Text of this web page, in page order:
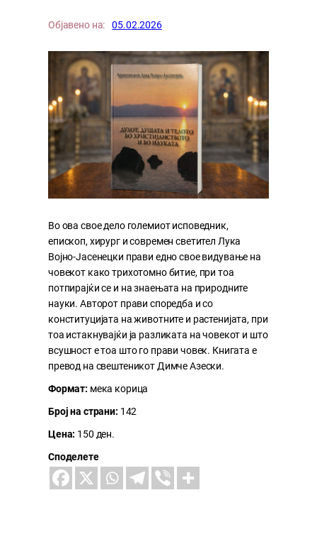
Објавено на: 05.02.2026
Во ова свое дело големиот исповедник,
епископ, хирург и современ светител Лука
Војно-Јасенецки прави едно свое видување на
човекот како трихотомно битие, при тоа
потпирајќи се и на знаењата на природните
науки. Авторот прави споредба и со
конституцијата на животните и растенијата, при
тоа истакнувајќи ја разликата на човекот и што
всушност е тоа што го прави човек. Книгата е
превод на свештеникот Димче Азески.
Формат: мека корица
Број на страни: 142
Цена: 150 ден.
Споделете